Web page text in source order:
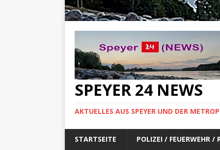
SPEYER 24 NEWS
AKTUELLES AUS SPEYER UND DER
STARTSEITE POLIZEI / FEUERWEHR /